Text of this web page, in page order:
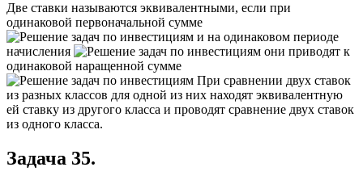
Две ставки называются эквивалентными, если при
одинаковой первоначальной сумме
и на одинаковом периоде
начисления
они приводят к
одинаковой наращенной сумме
При сравнении двух ставок
из разных классов для одной из них находят эквивалентную
ей ставку из другого класса и проводят сравнение двух ставок
из одного класса.
Задача 35.